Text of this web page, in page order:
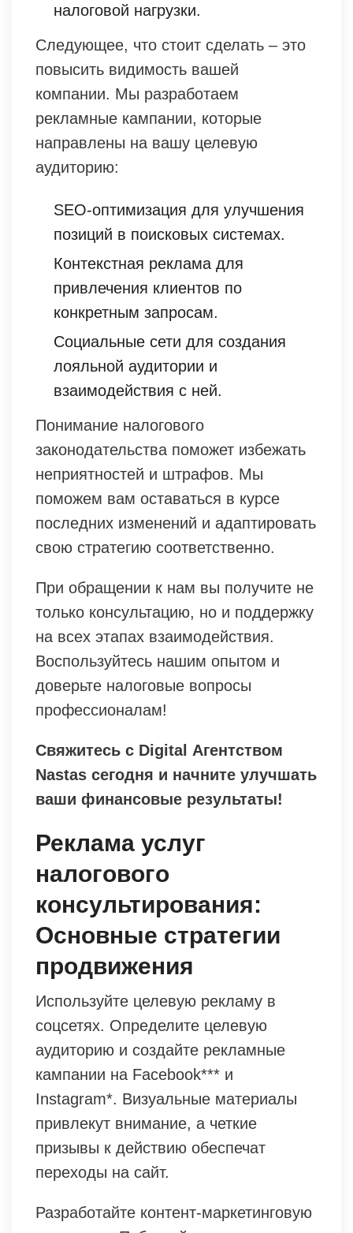
налоговой нагрузки.
Следующее, что стоит сделать – это
повысить видимость вашей
компании. Мы разработаем
рекламные кампании, которые
направлены на вашу целевую
аудиторию:
SEO-оптимизация для улучшения
позиций в поисковых системах.
Контекстная реклама для
привлечения клиентов по
конкретным запросам.
Социальные сети для создания
лояльной аудитории и
взаимодействия с ней.
Понимание налогового
законодательства поможет избежать
неприятностей и штрафов. Мы
поможем вам оставаться в курсе
последних изменений и адаптировать
свою стратегию соответственно.
При обращении к нам вы получите не
только консультацию, но и поддержку
на всех этапах взаимодействия.
Воспользуйтесь нашим опытом и
доверьте налоговые вопросы
профессионалам!
Свяжитесь с Digital Агентством
Nastas сегодня и начните улучшать
ваши финансовые результаты!
Реклама услуг
налогового
консультирования:
Основные стратегии
продвижения
Используйте целевую рекламу в
соцсетях. Определите целевую
аудиторию и создайте рекламные
кампании на Facebook*** и
Instagram*. Визуальные материалы
привлекут внимание, а четкие
призывы к действию обеспечат
переходы на сайт.
Разработайте контент-маркетинговую